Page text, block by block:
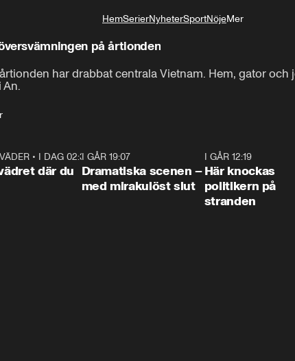
HemSerierNyheterSportNöjeMer
på årtionden
har drabbat centrala Vietnam. Hem, gator
An.
1:06
• I DAG 02:30
där du
I GÅR 19:07
Dramatiska scenen –
med mirakulöst slut
I GÅR 12:19
Här knockas
politikern på
stranden